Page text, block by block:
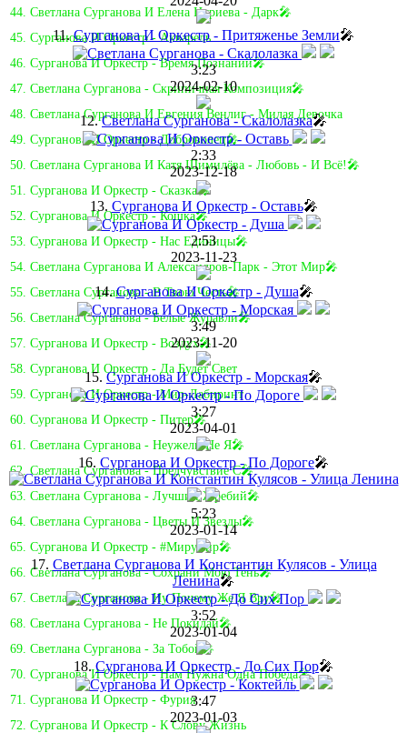
44. Светлана Сурганова И Елена Нуриева - Дарк🎤
45. Сурганова И Оркестр - Акварель
46. Сурганова И Оркестр - Время Познаний🎤
47. Светлана Сурганова - Скрипичная Композиция🎤
48. Светлана Сурганова И Евгения Венлиг - Милая Девочка
49. Сурганова И Оркестр - Доброволец🎤
50. Светлана Сурганова И Катя Шимилёва - Любовь - И Всё!🎤
51. Сурганова И Оркестр - Сказка🎤
52. Сурганова И Оркестр - Кошка🎤
53. Сурганова И Оркестр - Нас Единицы🎤
54. Светлана Сурганова И Александров-Парк - Этот Мир🎤
55. Светлана Сурганова - В Твою Честь🎤
56. Светлана Сурганова - Белые Журавли🎤
57. Сурганова И Оркестр - Воздух🎤
58. Сурганова И Оркестр - Да Будет Свет
59. Сурганова И Оркестр - Мир-Лабиринт
60. Сурганова И Оркестр - Питер🎤
61. Светлана Сурганова - Неужели Не Я🎤
62. Светлана Сурганова - Предчувствие C🎤
63. Светлана Сурганова - Лучший Жребий🎤
64. Светлана Сурганова - Цветы И Звезды🎤
65. Сурганова И Оркестр - #Мирумир🎤
66. Светлана Сурганова - Сохрани Мою Тень🎤
67. Светлана Сурганова - Ну Почему Же Я Вру🎤
68. Светлана Сурганова - Не Покидай🎤
69. Светлана Сурганова - За Тобой🎤
70. Сурганова И Оркестр - Нам Нужна Одна Победа🎤
71. Сурганова И Оркестр - Фурия
72. Сурганова И Оркестр - К Слову Жизнь
11.Сурганова И Оркестр - Притяженье Земли🎤
3:23
2024-02-10
12.Светлана Сурганова - Скалолазка🎤
2:33
2023-12-18
13. Сурганова И Оркестр - Оставь🎤
2:53
2023-11-23
14.Сурганова И Оркестр - Душа🎤
3:49
2023-11-20
15.Сурганова И Оркестр - Морская🎤
3:27
2023-04-01
16. Сурганова И Оркестр - По Дороге🎤
5:23
2023-01-14
17. Светлана Сурганова И Константин Кулясов - Улица
Ленина🎤
3:52
2023-01-04
18.Сурганова И Оркестр - До Сих Пор🎤
3:47
2023-01-03